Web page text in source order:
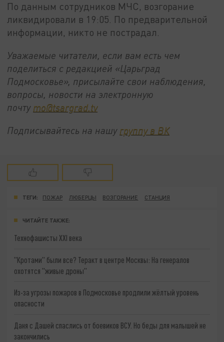
По данным сотрудников МЧС, возгорание
ликвидировали в 19:05. По предварительной
информации, никто не пострадал.
Уважаемые читатели, если вам есть чем
поделиться с редакцией «Царьград
Подмосковье», присылайте свои наблюдения,
вопросы, новости на электронную
почту mo@tsargrad.tv
Подписывайтесь на нашу группу в ВК
ТЕГИ: ПОЖАР ЛЮБЕРЦЫ ВОЗГОРАНИЕ СТАНЦИЯ
ЧИТАЙТЕ ТАКЖЕ:
Технофашисты XXI века
"Кротами" были все? Теракт в центре Москвы: На генералов
охотятся "живые дроны"
Из-за угрозы пожаров в Подмосковье продлили жёлтый уровень
опасности
Даня с Дашей спаслись от боевиков ВСУ. Но беды для малышей не
закончились